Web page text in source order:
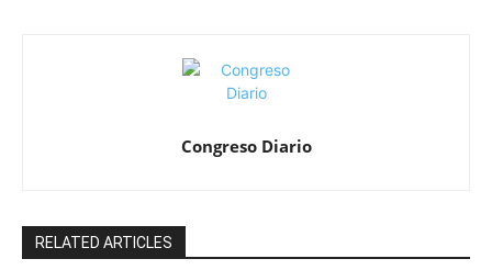
Congreso Diario
RELATED ARTICLES